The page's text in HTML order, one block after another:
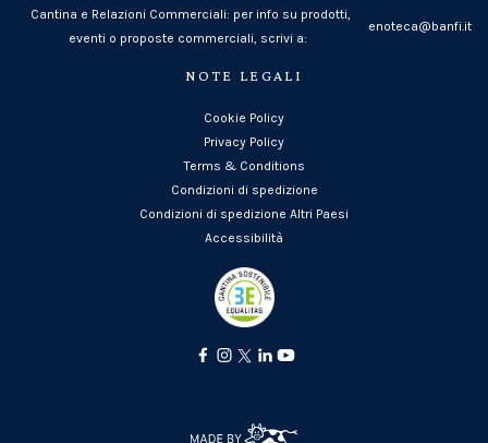
Cantina e Relazioni Commerciali: per info su prodotti,
eventi o proposte commerciali, scrivi a:
enoteca@banfi.it
NOTE LEGALI
Cookie Policy
Privacy Policy
Terms & Conditions
Condizioni di spedizione
Condizioni di spedizione Altri Paesi
Accessibilità